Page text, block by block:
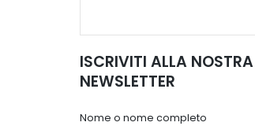
ISCRIVITI ALLA NOSTRA
NEWSLETTER
Nome o nome completo